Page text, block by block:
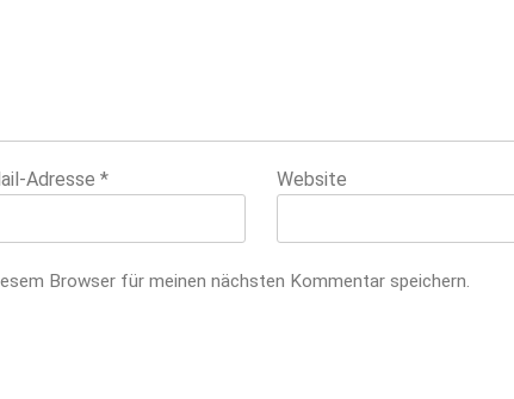
Adresse * Website
Browser für meinen nächsten Kommentar speichern.